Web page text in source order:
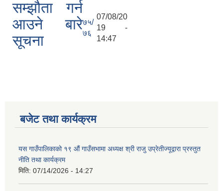
सम्झौता गर्न
आउने बारे
सूचना
७५/
७६
07/08/20
19 -
14:47
बजेट तथा कार्यक्रम
यस गाउँपालिकाको १९ औं गाउँसभामा अध्यक्ष श्री राजु उप्रेतीज्यूद्वारा प्रस्तुत
नीति तथा कार्यक्रम
मिति: 07/14/2026 - 14:27